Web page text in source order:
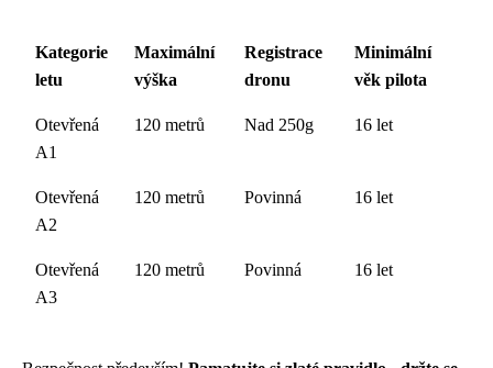
Kategorie
letu
Maximální
výška
Registrace
dronu
Minimální
věk pilota
Otevřená
A1
120 metrů Nad 250g 16 let
Otevřená
A2
120 metrů Povinná 16 let
Otevřená
A3
120 metrů Povinná 16 let